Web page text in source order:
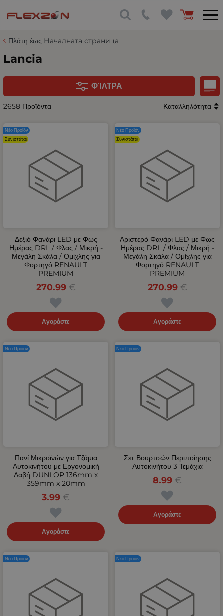
Πλάτη έως Началната страница
Lancia
ΦΊΛΤΡΑ
2658 Προϊόντα Καταλληλότητα
Δεξιό Φανάρι LED με Φως
Ημέρας DRL / Φλας / Μικρή -
Μεγάλη Σκάλα / Ομίχλης για
Φορτηγό RENAULT
PREMIUM
270.99 €
Αγοράστε
Νέο Προϊόν
Συνιστάται
Αριστερό Φανάρι LED με Φως
Ημέρας DRL / Φλας / Μικρή -
Μεγάλη Σκάλα / Ομίχλης για
Φορτηγό RENAULT
PREMIUM
270.99 €
Αγοράστε
Νέο Προϊόν
Συνιστάται
Πανί Μικροϊνών για Τζάμια
Αυτοκινήτου με Εργονομική
Λαβή DUNLOP 136mm x
359mm x 20mm
3.99 €
Αγοράστε
Νέο Προϊόν
Σετ Βουρτσών Περιποίησης
Αυτοκινήτου 3 Τεμάχια
8.99 €
Αγοράστε
Νέο Προϊόν
Νέο Προϊόν Νέο Προϊόν